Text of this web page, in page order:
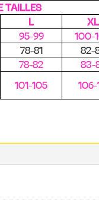
TAILLES
L XL
95-99 100-
78-81 82-
78-82 83-
101-105 106-